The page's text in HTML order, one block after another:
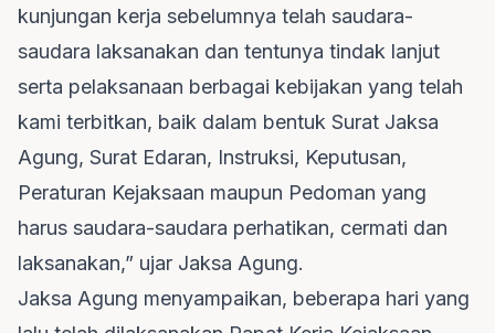
kunjungan kerja sebelumnya telah saudara-
saudara laksanakan dan tentunya tindak lanjut
serta pelaksanaan berbagai kebijakan yang telah
kami terbitkan, baik dalam bentuk Surat Jaksa
Agung, Surat Edaran, Instruksi, Keputusan,
Peraturan Kejaksaan maupun Pedoman yang
harus saudara-saudara perhatikan, cermati dan
laksanakan,” ujar Jaksa Agung.
Jaksa Agung menyampaikan, beberapa hari yang